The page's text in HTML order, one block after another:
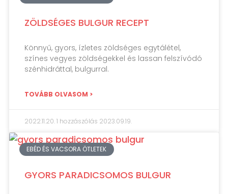
ZÖLDSÉGES BULGUR RECEPT
Könnyű, gyors, ízletes zöldséges egytálétel,
színes vegyes zöldségekkel és lassan felszívódó
szénhidráttal, bulgurral.
TOVÁBB OLVASOM >
2022.11.20.1 hozzászólás 2023.09.19.
EBÉD ÉS VACSORA ÖTLETEK
GYORS PARADICSOMOS BULGUR